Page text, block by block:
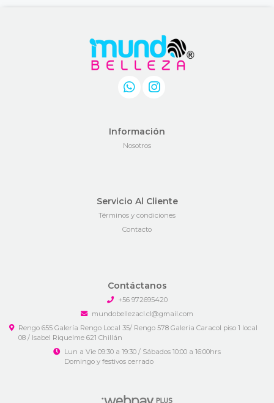
Información
Nosotros
Servicio Al Cliente
Términos y condiciones
Contacto
Contáctanos
+56 972695420
mundobellezacl.cl@gmail.com
Rengo 655 Galería Rengo Local 35/ Rengo 578 Galeria Caracol piso 1 local
08 / Isabel Riquelme 621 Chillán
Lun a Vie 09:30 a 19:30 / Sábados 10:00 a 16:00hrs
Domingo y festivos cerrado